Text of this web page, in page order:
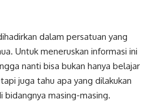
dalam persatuan yang
Untuk meneruskan informasi ini
nanti bisa bukan hanya belajar
juga tahu apa yang dilakukan
bidangnya masing-masing.